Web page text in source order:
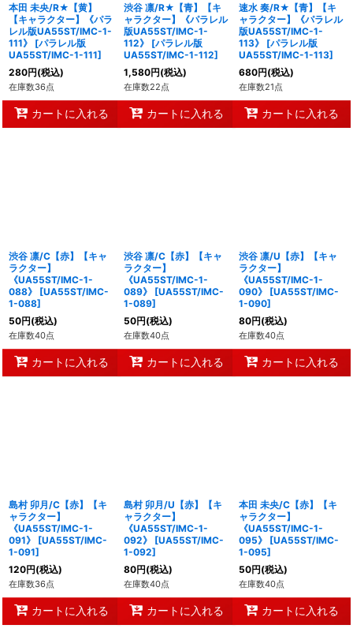
本田 未央/R★【黄】
【キャラクター】《パラ
レル版UA55ST/IMC-1-
111》
[パラレル版
UA55ST/IMC-1-111]
280円(税込)
在庫数36点
カートに入れる
渋谷 凛/R★【青】【キ
ャラクター】《パラレル
版UA55ST/IMC-1-
112》
[パラレル版
UA55ST/IMC-1-112]
1,580円(税込)
在庫数22点
カートに入れる
速水 奏/R★【青】【キ
ャラクター】《パラレル
版UA55ST/IMC-1-
113》
[パラレル版
UA55ST/IMC-1-113]
680円(税込)
在庫数21点
カートに入れる
渋谷 凛/C【赤】【キャ
ラクター】
《UA55ST/IMC-1-
088》
[UA55ST/IMC-
1-088]
50円(税込)
在庫数40点
カートに入れる
渋谷 凛/C【赤】【キャ
ラクター】
《UA55ST/IMC-1-
089》
[UA55ST/IMC-
1-089]
50円(税込)
在庫数40点
カートに入れる
渋谷 凛/U【赤】【キャ
ラクター】
《UA55ST/IMC-1-
090》
[UA55ST/IMC-
1-090]
80円(税込)
在庫数40点
カートに入れる
島村 卯月/C【赤】【キ
ャラクター】
《UA55ST/IMC-1-
091》
[UA55ST/IMC-
1-091]
120円(税込)
在庫数36点
カートに入れる
島村 卯月/U【赤】【キ
ャラクター】
《UA55ST/IMC-1-
092》
[UA55ST/IMC-
1-092]
80円(税込)
在庫数40点
カートに入れる
本田 未央/C【赤】【キ
ャラクター】
《UA55ST/IMC-1-
095》
[UA55ST/IMC-
1-095]
50円(税込)
在庫数40点
カートに入れる